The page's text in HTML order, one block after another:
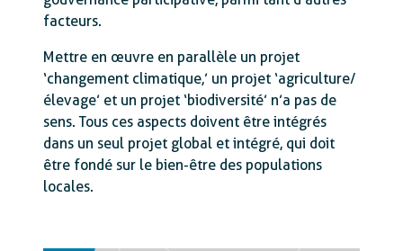
facteurs.
Mettre en œuvre en parallèle un projet
‘changement climatique,’ un projet ‘agriculture/
élevage’ et un projet ‘biodiversité’ n’a pas de
sens. Tous ces aspects doivent être intégrés
dans un seul projet global et intégré, qui doit
être fondé sur le bien-être des populations
locales.